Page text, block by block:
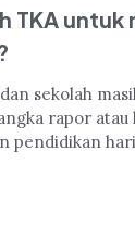
TKA untuk
sekolah
rapor atau
pendidikan